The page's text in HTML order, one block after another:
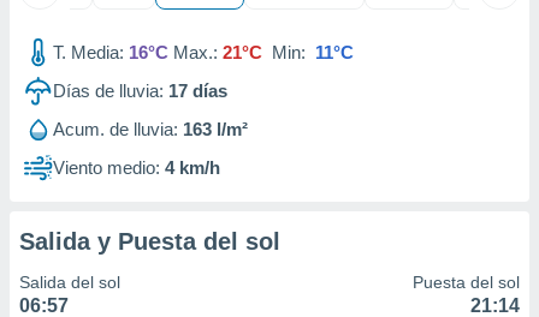
T. Media: 16°C Max.: 21°C Min: 11°C
Días de lluvia: 17 días
Acum. de lluvia: 163 l/m²
Viento medio: 4 km/h
Salida y Puesta del sol
Salida del sol
06:57
Puesta del sol
21:14